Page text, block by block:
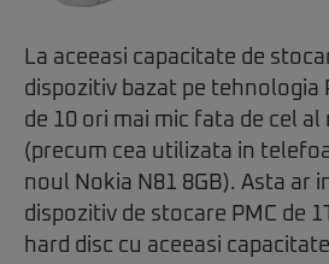
La aceeasi capacitate de
dispozitiv bazat pe tehnologia
de 10 ori mai mic fata de cel
(precum cea utilizata in
noul Nokia N81 8GB). Asta ar
dispozitiv de stocare PMC de
hard disc cu aceeasi